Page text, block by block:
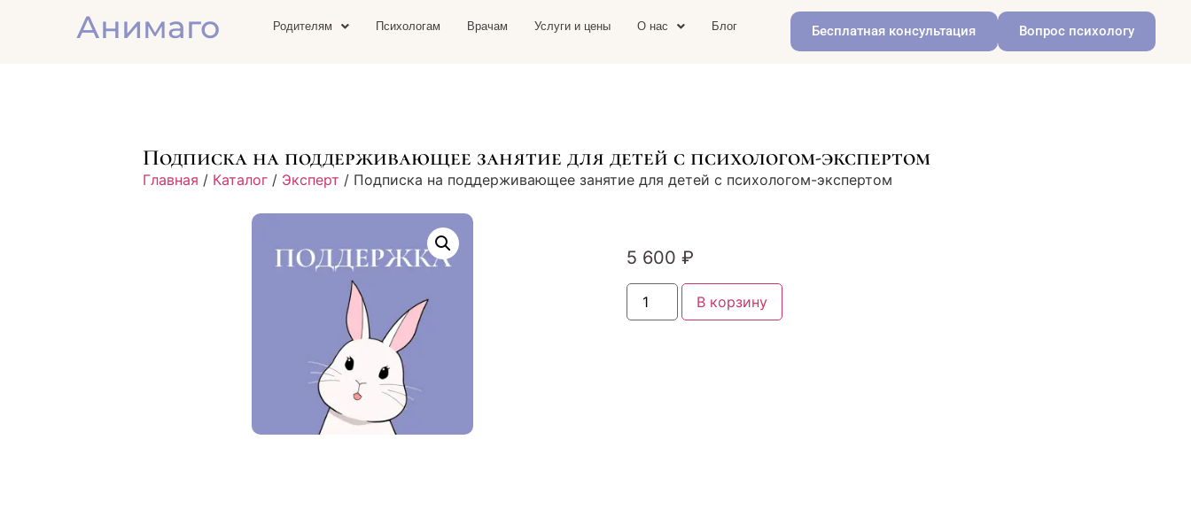
Анимаго Родителям Психологам Врачам Услуги и цены О нас Блог Бесплатная консультация Вопрос психологу
Подписка на поддерживающее занятие для детей с психологом-экспертом
Главная / Каталог / Эксперт / Подписка на поддерживающее занятие для детей с психологом-экспертом
5 600₽
В корзину